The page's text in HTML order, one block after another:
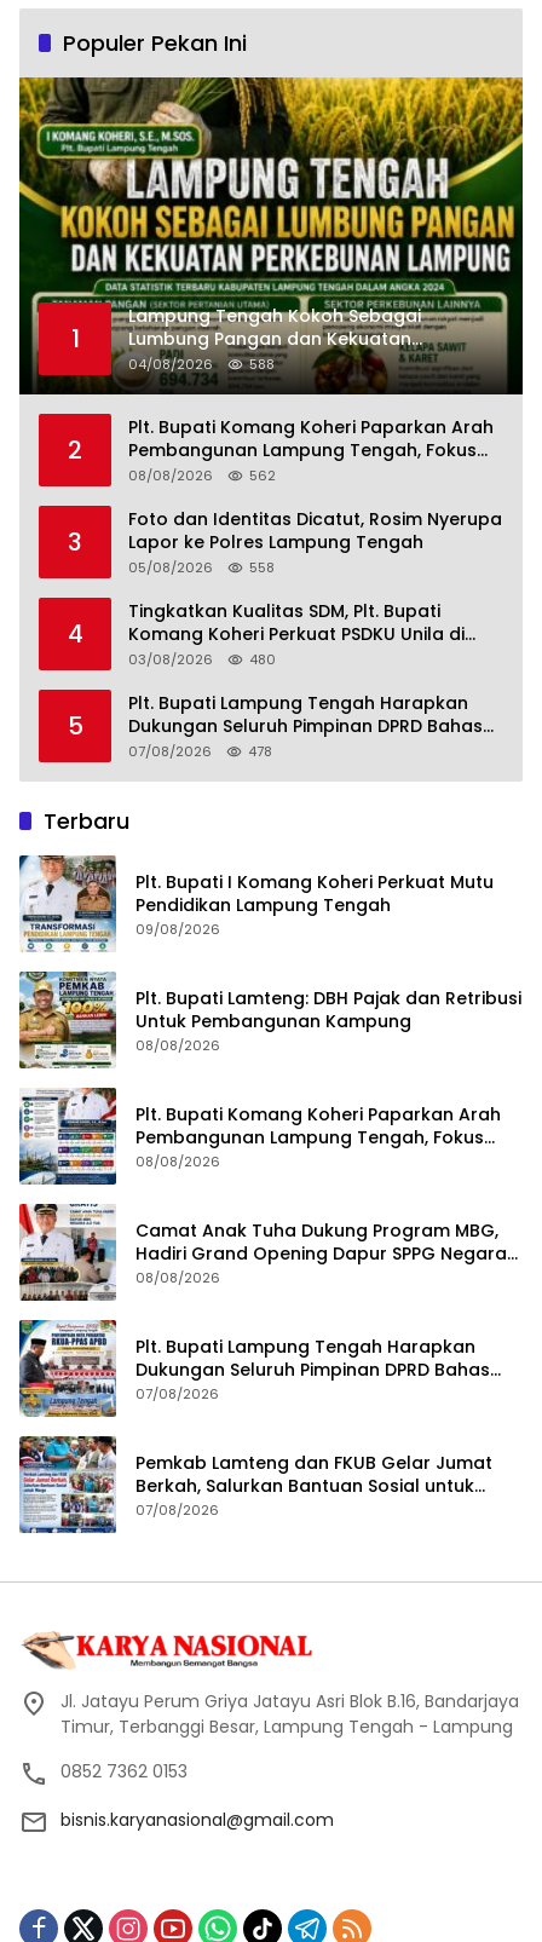
Populer Pekan Ini
1
Lampung Tengah Kokoh Sebagai
Lumbung Pangan dan Kekuatan
Perkebunan Lampung, Komang Koheri:
Kemandirian Pangan adalah Fondasi
04/08/2026 588
2
Plt. Bupati Komang Koheri Paparkan Arah
Pembangunan Lampung Tengah, Fokus
pada SDM, Ekonomi, Infrastruktur dan
08/08/2026 562
3
Foto dan Identitas Dicatut, Rosim Nyerupa
Lapor ke Polres Lampung Tengah
05/08/2026 558
4
Tingkatkan Kualitas SDM, Plt. Bupati
Komang Koheri Perkuat PSDKU Unila di
Lampung Tengah
03/08/2026 480
5
Plt. Bupati Lampung Tengah Harapkan
Dukungan Seluruh Pimpinan DPRD Bahas
RKUA-PPAS APBD Tahun 2027
07/08/2026 478
Terbaru
Plt. Bupati I Komang Koheri Perkuat Mutu
Pendidikan Lampung Tengah
09/08/2026
Plt. Bupati Lamteng: DBH Pajak dan Retribusi
Untuk Pembangunan Kampung
08/08/2026
Plt. Bupati Komang Koheri Paparkan Arah
Pembangunan Lampung Tengah, Fokus
pada SDM, Ekonomi, Infrastruktur dan
08/08/2026
Camat Anak Tuha Dukung Program MBG,
Hadiri Grand Opening Dapur SPPG Negara
Aji Tua Lampung Tengah
08/08/2026
Plt. Bupati Lampung Tengah Harapkan
Dukungan Seluruh Pimpinan DPRD Bahas
RKUA-PPAS APBD Tahun 2027
07/08/2026
Pemkab Lamteng dan FKUB Gelar Jumat
Berkah, Salurkan Bantuan Sosial untuk
Warga
07/08/2026
Jl. Jatayu Perum Griya Jatayu Asri Blok B.16, Bandarjaya
Timur, Terbanggi Besar, Lampung Tengah - Lampung
0852 7362 0153
bisnis.karyanasional@gmail.com